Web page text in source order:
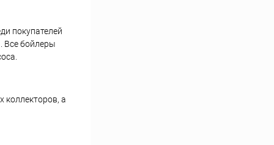
покупателей
Все бойлеры
коллекторов, а